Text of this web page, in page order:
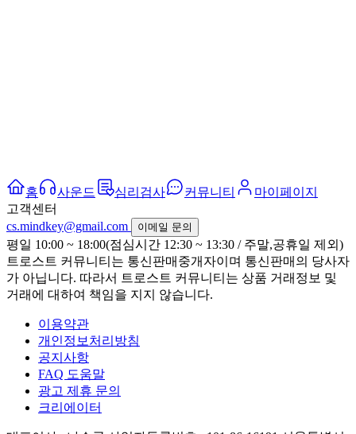
홈 사운드 심리검사 커뮤니티
마이페이지
고객센터
cs.mindkey@gmail.com
이메일 문의
평일 10:00 ~ 18:00(점심시간 12:30 ~ 13:30 / 주말,공휴일 제외)
트로스트 커뮤니티는 통신판매중개자이며 통신판매의 당사자
가 아닙니다. 따라서 트로스트 커뮤니티는 상품 거래정보 및
거래에 대하여 책임을 지지 않습니다.
이용약관
개인정보처리방침
공지사항
FAQ 도움말
광고 제휴 문의
크리에이터